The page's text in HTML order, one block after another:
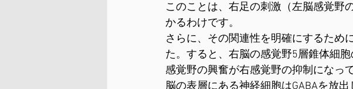
このことは、右足の刺激（左脳感覚野
かるわけです。
さらに、その関連性を明確にするため
た。すると、右脳の感覚野5層錐体細
感覚野の興奮が右感覚野の抑制になっ
脳の表層にある神経細胞はGABAを放